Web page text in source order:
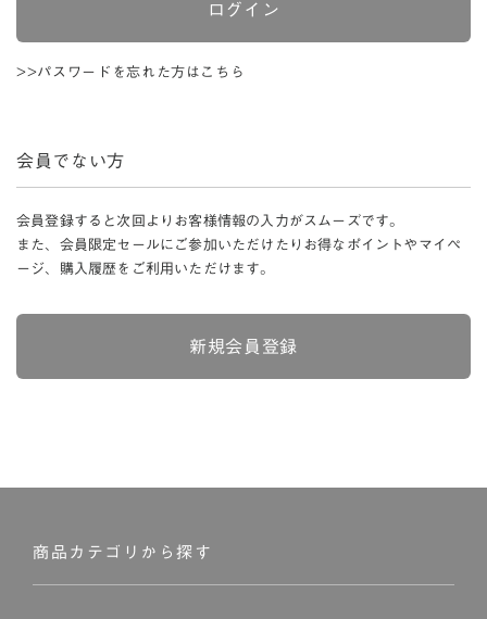
ログイン
>>パスワードを忘れた方はこちら
会員でない方
会員登録すると次回よりお客様情報の入力がスムーズです。
また、会員限定セールにご参加いただけたりお得なポイントやマイペ
ージ、購入履歴をご利用いただけます。
新規会員登録
商品カテゴリから探す